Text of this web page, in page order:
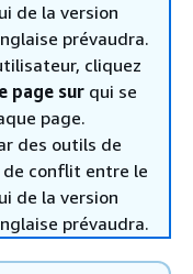
de la version
prévaudra.
cliquez
page sur qui se
page.
des outils de
conflit entre le
de la version
prévaudra.